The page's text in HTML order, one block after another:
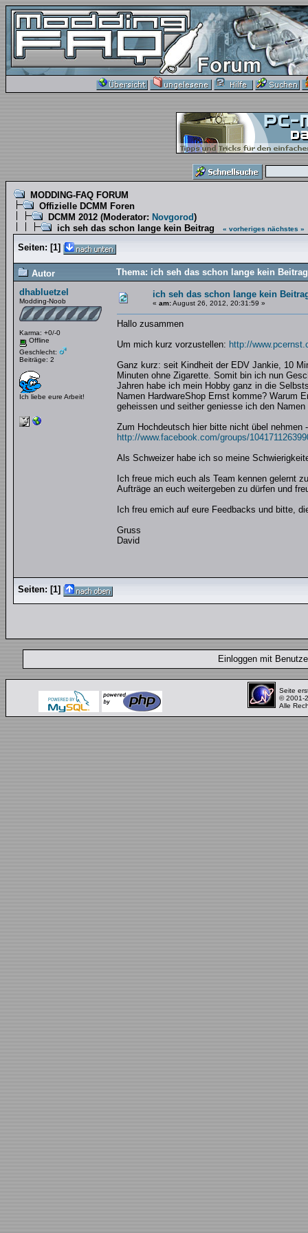
MODDING-FAQ FORUM
Offizielle DCMM Foren
DCMM 2012 (Moderator: Novgorod)
ich seh das schon lange kein Beitrag
« vorheriges nächstes »
Seiten: [1]
Autor
Thema: ich seh das schon lange kein
dhabluetzel
Modding-Noob
Karma: +0/-0
Offline
Geschlecht:
Beiträge: 2
Ich liebe eure Arbeit!
ich seh das schon lange kein
« am:August 26, 2012, 20:31:59 »
Hallo zusammen
Um mich kurz vorzustellen: http://
Ganz kurz: seit Kindheit der EDV Jankie, 10
Minuten ohne Zigarette. Somit bin ich nun
Jahren habe ich mein Hobby ganz in die
Namen HardwareShop Ernst komme? Warum
geheissen und seither geniesse ich den
Zum Hochdeutsch hier bitte nicht übel
http://www.facebook.com/groups/
Als Schweizer habe ich so meine
Ich freue mich euch als Team kennen gelernt
Aufträge an euch weitergeben zu dürfen und
Ich freu emich auf eure Feedbacks und bitte,
Gruss
David
Seiten: [1]
Einloggen mit
Seite
© 2001-
Alle